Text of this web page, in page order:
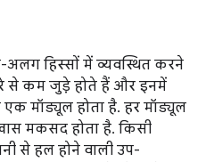
हिस्सों में व्यवस्थित करने
से कम जुड़े होते हैं और इनमें
एक मॉड्यूल होता है. हर मॉड्यूल
मकसद होता है. किसी
से हल होने वाली उप-